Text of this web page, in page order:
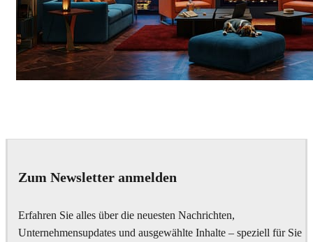
Zum Newsletter anmelden
Erfahren Sie alles über die neuesten Nachrichten,
Unternehmensupdates und ausgewählte Inhalte – speziell für Sie